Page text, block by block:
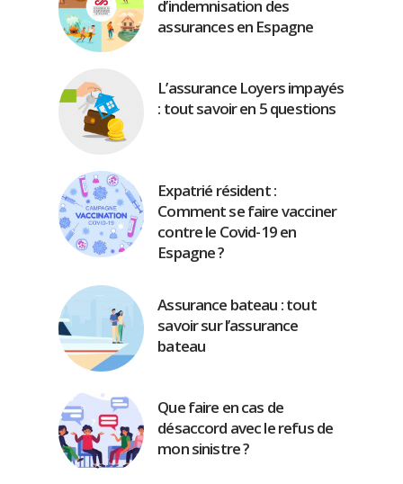
d’indemnisation des
assurances en Espagne
L’assurance Loyers impayés
: tout savoir en 5 questions
Expatrié résident :
Comment se faire vacciner
contre le Covid-19 en
Espagne ?
Assurance bateau : tout
savoir sur l’assurance
bateau
Que faire en cas de
désaccord avec le refus de
mon sinistre ?